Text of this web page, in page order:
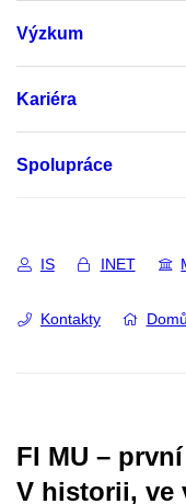
Výzkum
Kariéra
Spolupráce
IS INET
Kontakty Domů
FI MU –
V historii, ve